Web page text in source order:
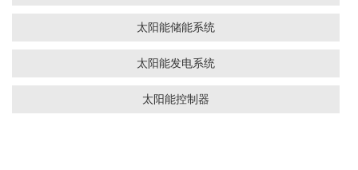
太阳能储能系统
太阳能发电系统
太阳能控制器